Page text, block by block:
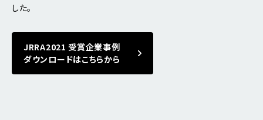
した。
JRRA2021 受賞企業事例
ダウンロードはこちらから